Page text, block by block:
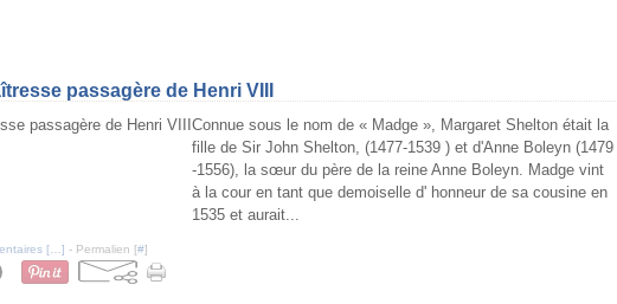
passagère de Henri VIII
Connue sous le nom de « Madge », Margaret Shelton était la
fille de Sir John Shelton, (1477-1539 ) et d'Anne Boleyn (1479
-1556), la sœur du père de la reine Anne Boleyn. Madge vint
à la cour en tant que demoiselle d' honneur de sa cousine en
1535 et aurait...
[ ] - Permalien [#]